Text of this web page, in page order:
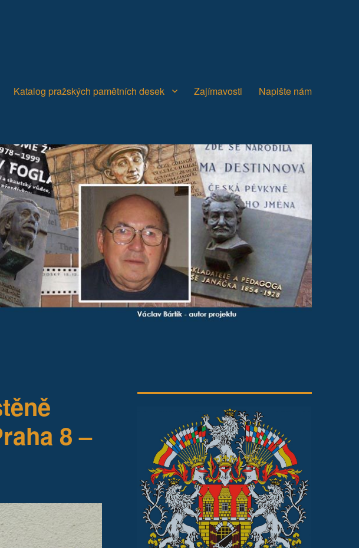
Katalog pražských pamětních desek Zajímavosti Napište nám
8 –